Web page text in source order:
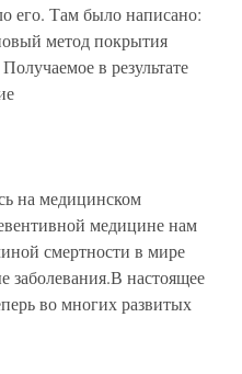
его. Там было написано:
метод покрытия
в результате
на медицинском
медицине нам
смертности в мире
заболевания.В настоящее
во многих развитых